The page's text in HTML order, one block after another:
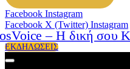
Facebook Instagram
Facebook X (Twitter) Instagram
ΕΚΔΗΛΩΣΕΙΣ